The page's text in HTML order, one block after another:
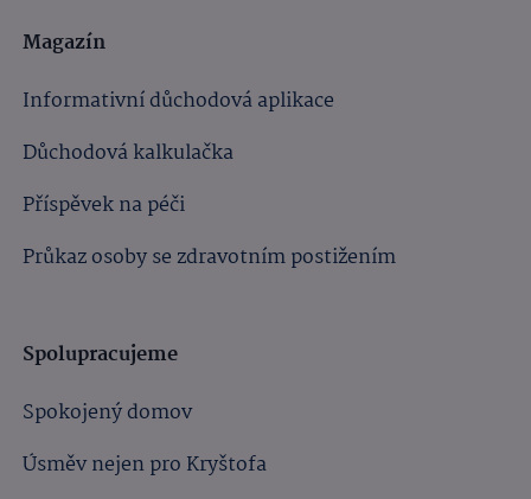
Magazín
Informativní důchodová aplikace
Důchodová kalkulačka
Příspěvek na péči
Průkaz osoby se zdravotním postižením
Spolupracujeme
Spokojený domov
Úsměv nejen pro Kryštofa